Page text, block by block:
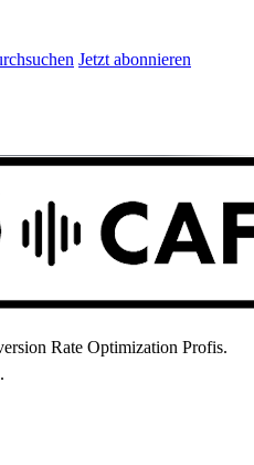
Jetzt abonnieren
Rate Optimization Profis.